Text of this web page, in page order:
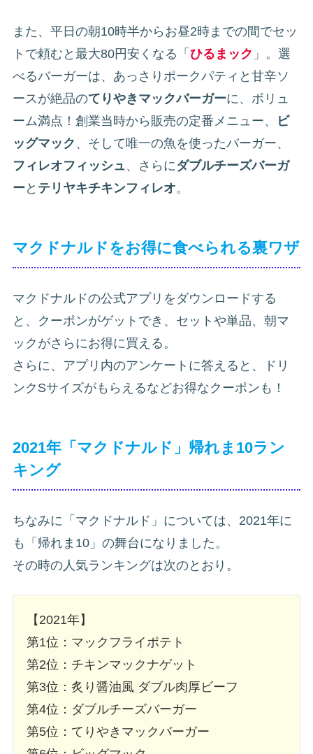
また、平日の朝10時半からお昼2時までの間でセッ
トで頼むと最大80円安くなる「 ひるまック 」。選
べるバーガーは、あっさりポークパティと甘辛ソ
ースが絶品のてりやきマックバーガーに、ボリュ
ーム満点！創業当時から販売の定番メニュー、
ビ
ッグマック 、そして唯一の魚を使ったバーガー、
フィレオフィッシュ、さらにダブルチーズバーガ
ーと テリヤキチキンフィレオ。
マクドナルドをお得に食べられる裏ワザ
マクドナルドの公式アプリをダウンロードする
と、クーポンがゲットでき、セットや単品、朝マ
ックがさらにお得に買える。
さらに、アプリ内のアンケートに答えると、ドリ
ンクSサイズがもらえるなどお得なクーポンも！
2021年「マクドナルド」帰れま10ラン
キング
ちなみに「マクドナルド」については、2021年に
も「帰れま10」の舞台になりました。
その時の人気ランキングは次のとおり。
【2021年】
第1位：マックフライポテト
第2位：チキンマックナゲット
第3位：炙り醤油風 ダブル肉厚ビーフ
第4位：ダブルチーズバーガー
第5位：てりやきマックバーガー